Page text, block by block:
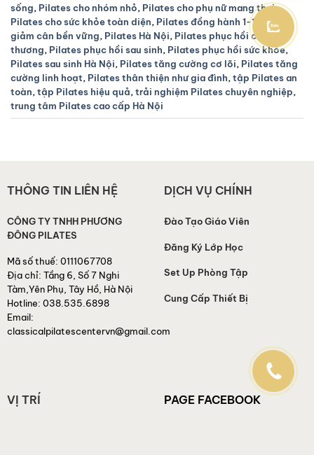
sống, Pilates cho nhóm nhỏ, Pilates cho phụ nữ mang thai,
Pilates cho sức khỏe toàn diện, Pilates đồng hành 1-1
Pilates
giảm cân bền vững, Pilates Hà Nội, Pilates phục hồi chấn
thương, Pilates phục hồi sau sinh, Pilates phục hồi sức khỏe,
Pilates sau sinh Hà Nội, Pilates tăng cường cơ lõi, Pilates tăng
cường linh hoạt, Pilates thân thiện như gia đình, tập Pilates an
toàn, tập Pilates hiệu quả, trải nghiệm Pilates chuyên nghiệp,
trung tâm Pilates cao cấp Hà Nội
THÔNG TIN LIÊN HỆ
CÔNG TY TNHH PHƯƠNG
ĐÔNG PILATES
Mã số thuế: 0111067708
Địa chỉ: Tầng 6, Số 7 Nghi
Tàm,Yên Phụ, Tây Hồ, Hà Nội
Hotline: 038.535.6898
Email:
classicalpilatescentervn@gmail.com
DỊCH VỤ CHÍNH
Đào Tạo Giáo Viên
Đăng Ký Lớp Học
Set Up Phòng Tập
Cung Cấp Thiết Bị
VỊ TRÍ PAGE FACEBOOK